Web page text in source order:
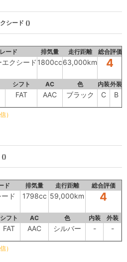
シード ()
ード 排気量 走行距離 総合評価
エクシード 1800cc63,000km 4
シフト AC 色 内装外装
FAT AAC ブラック C B
）
()
ド 排気量 走行距離 総合評価
ド 1798cc 59,000km 4
シフト AC 色 内装 外装
FAT AAC シルバー - -
）